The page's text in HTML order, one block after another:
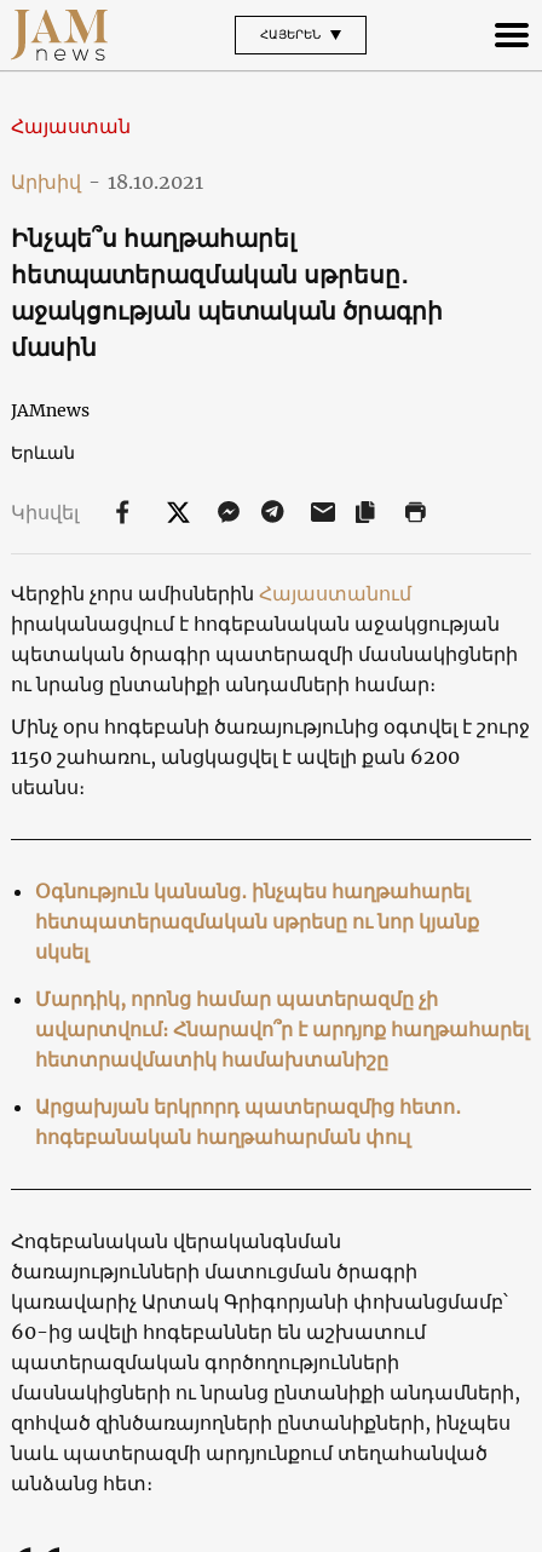
ՀԱՅԵՐԵՆ
Հայաստան
Արխիվ - 18.10.2021
Ինչպե՞ս հաղթահարել
հետպատերազմական սթրեսը․
աջակցության պետական ծրագրի
մասին
JAMnews
Երևան
Կիսվել
Վերջին չորս ամիսներին Հայաստանում
իրականացվում է հոգեբանական աջակցության
պետական ծրագիր պատերազմի մասնակիցների
ու նրանց ընտանիքի անդամների համար։
Մինչ օրս հոգեբանի ծառայությունից օգտվել է շուրջ
1150 շահառու, անցկացվել է ավելի քան 6200
սեանս։
Օգնություն կանանց․ ինչպես հաղթահարել
հետպատերազմական սթրեսը ու նոր կյանք
սկսել
Մարդիկ, որոնց համար պատերազմը չի
ավարտվում։ Հնարավո՞ր է արդյոք հաղթահարել
հետտրավմատիկ համախտանիշը
Արցախյան երկրորդ պատերազմից հետո․
հոգեբանական հաղթահարման փուլ
Հոգեբանական վերականգնման
ծառայությունների մատուցման ծրագրի
կառավարիչ Արտակ Գրիգորյանի փոխանցմամբ՝
60-ից ավելի հոգեբաններ են աշխատում
պատերազմական գործողությունների
մասնակիցների ու նրանց ընտանիքի անդամների,
զոհված զինծառայողների ընտանիքների, ինչպես
նաև պատերազմի արդյունքում տեղահանված
անձանց հետ։